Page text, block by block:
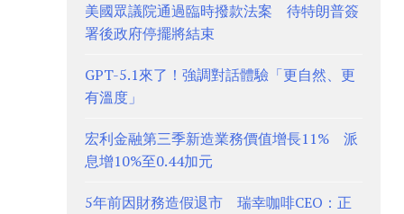
美國眾議院通過臨時撥款法案 待特朗普簽
署後政府停擺將結束
GPT-5.1來了！強調對話體驗「更自然、更
有溫度」
宏利金融第三季新造業務價值增長11% 派
息增10%至0.44加元
5年前因財務造假退市 瑞幸咖啡CEO：正